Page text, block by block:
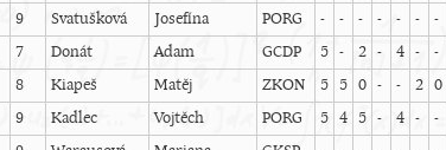
9 Svatušková Josefína PORG - - - - - - -
7 Donát Adam GCDP 5 - 2 - 4 - -
8 Kiapeš Matěj ZKON 5 5 0 - - 2 0
9 Kadlec Vojtěch PORG 5 4 5 - 4 - -